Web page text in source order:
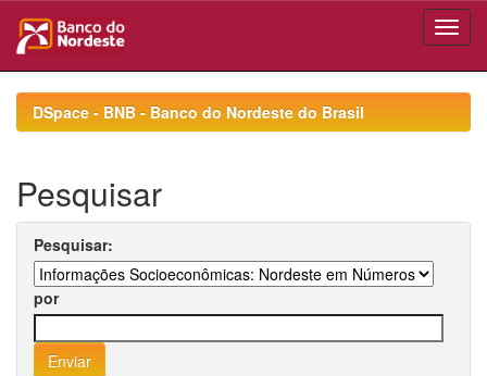
navigationDSpace - BNB - Banco do Nordeste do Brasil
Pesquisar
Pesquisar:
por